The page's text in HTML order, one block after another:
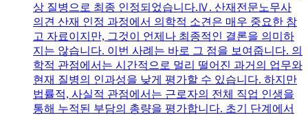
상 질병으로 최종 인정되었습니다.Ⅳ. 산재전문노무사
의견 산재 인정 과정에서 의학적 소견은 매우 중요한 참
고 자료이지만, 그것이 언제나 최종적인 결론을 의미하
지는 않습니다. 이번 사례는 바로 그 점을 보여줍니다. 의
학적 관점에서는 시간적으로 멀리 떨어진 과거의 업무와
현재 질병의 인과성을 낮게 평가할 수 있습니다. 하지만
법률적, 사실적 관점에서는 근로자의 전체 직업 인생을
통해 누적된 부담의 총량을 평가합니다. 초기 단계에서